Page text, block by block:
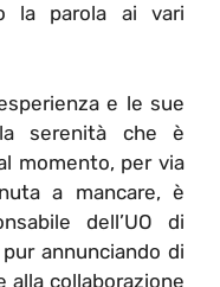
la parola ai vari
e le sue
serenità che è
momento, per via
a mancare, è
dell’UO di
annunciando di
alla collaborazione